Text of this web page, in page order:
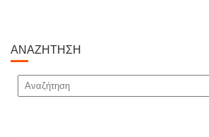
ΑΝΑΖΉΤΗΣΗ